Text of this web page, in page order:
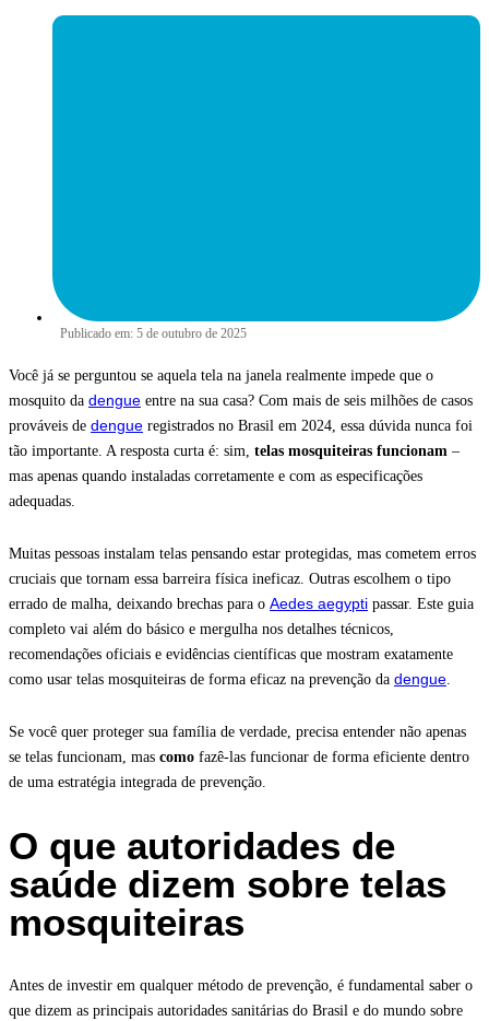
Publicado em: 5 de outubro de 2025
Você já se perguntou se aquela tela na janela realmente impede que o
mosquito da dengue entre na sua casa? Com mais de seis milhões de casos
prováveis de dengue registrados no Brasil em 2024, essa dúvida nunca foi
tão importante. A resposta curta é: sim, telas mosquiteiras funcionam –
mas apenas quando instaladas corretamente e com as especificações
adequadas.
Muitas pessoas instalam telas pensando estar protegidas, mas cometem erros
cruciais que tornam essa barreira física ineficaz. Outras escolhem o tipo
errado de malha, deixando brechas para o Aedes aegypti passar. Este guia
completo vai além do básico e mergulha nos detalhes técnicos,
recomendações oficiais e evidências científicas que mostram exatamente
como usar telas mosquiteiras de forma eficaz na prevenção da dengue
Se você quer proteger sua família de verdade, precisa entender não apenas
se telas funcionam, mas como fazê-las funcionar de forma eficiente dentro
de uma estratégia integrada de prevenção.
O que autoridades de
saúde dizem sobre telas
mosquiteiras
Antes de investir em qualquer método de prevenção, é fundamental saber o
que dizem as principais autoridades sanitárias do Brasil e do mundo sobre